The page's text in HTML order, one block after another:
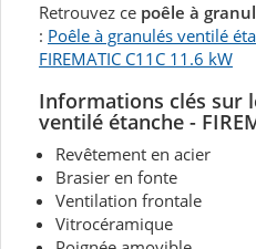
Retrouvez ce poêle à
: Poêle à granulés ventilé
FIREMATIC C11C 11.6 kW
Informations clés sur
ventilé étanche -
Revêtement en acier
Brasier en fonte
Ventilation frontale
Vitrocéramique